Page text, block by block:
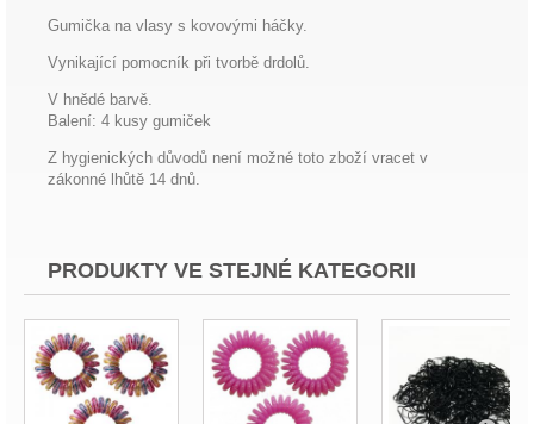
Gumička na vlasy s kovovými háčky.
Vynikající pomocník při tvorbě drdolů.
V hnědé barvě.
Balení: 4 kusy gumiček
Z hygienických důvodů není možné toto zboží vracet v
zákonné lhůtě 14 dnů.
PRODUKTY VE STEJNÉ KATEGORII